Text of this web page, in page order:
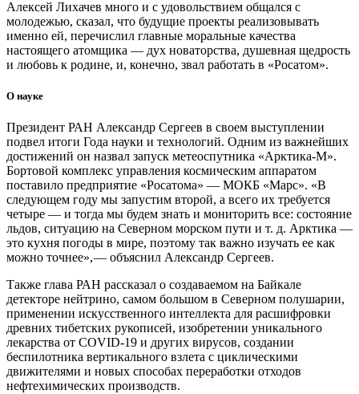
Алексей Лихачев много и с удовольствием общался с
молодежью, сказал, что будущие проекты реализовывать
именно ей, перечислил главные моральные качества
настоящего атомщика — ​дух новаторства, душевная щедрость
и любовь к родине, и, конечно, звал работать в «Росатом».
О науке
Президент РАН Александр Сергеев в своем выступлении
подвел итоги Года науки и технологий. Одним из важнейших
достижений он назвал запуск метеоспутника «Арктика-М».
Бортовой комплекс управления космическим аппаратом
поставило предприятие «Росатома» — ​МОКБ «Марс». «В
следующем году мы запустим второй, а всего их требуется
четыре — ​и тогда мы будем знать и мониторить все: состояние
льдов, ситуацию на Северном морском пути и т. д. Арктика —
​это кухня погоды в мире, поэтому так важно изучать ее как
можно точнее», — ​объяснил Александр Сергеев.
Также глава РАН рассказал о создаваемом на Байкале
детекторе нейтрино, самом большом в Северном полушарии,
применении искусственного интеллекта для расшифровки
древних тибетских рукописей, изобретении уникального
лекарства от COVID‑19 и других вирусов, создании
беспилотника вертикального взлета с циклическими
движителями и новых способах переработки отходов
нефтехимических производств.